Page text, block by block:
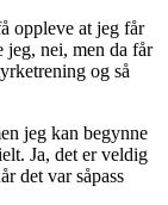
oppleve at jeg får
jeg, nei, men da får
og så
jeg kan begynne
Ja, det er veldig
det var såpass